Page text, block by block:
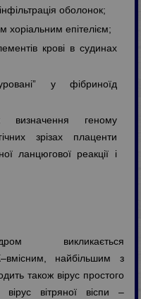
оболонок;
хоріальним епітелієм;
крові в судинах
у фібриноїд
визначення геному
зрізах плаценти
ланцюгової реакції і
викликається
найбільшим з
також вірус простого
вітряної віспи –